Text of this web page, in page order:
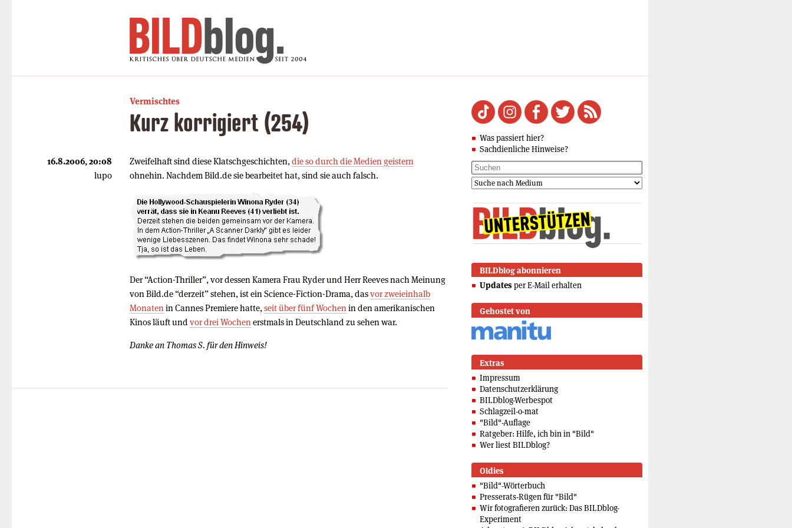
Vermischtes
Kurz korrigiert (254)
Zweifelhaft sind diese Klatschgeschichten, die so durch die Medien geistern
ohnehin. Nachdem Bild.de sie bearbeitet hat, sind sie auch falsch.
Der “Action-Thriller”, vor dessen Kamera Frau Ryder und Herr Reeves nach Meinung
von Bild.de “derzeit” stehen, ist ein Science-Fiction-Drama, dasvor zweieinhalb
Monaten in Cannes Premiere hatte, seit über fünf Wochen in den amerikanischen
Kinos läuft und vor drei Wochen erstmals in Deutschland zu sehen war.
Danke an Thomas S. für den Hinweis!
16.8.2006, 20:08
lupo
Was passiert hier?
Sachdienliche Hinweise?
BILDblog abonnieren
Updates per E-Mail erhalten
Gehostet von
Extras
Impressum
Datenschutzerklärung
BILDblog-Werbespot
Schlagzeil-o-mat
"Bild"-Auflage
Ratgeber: Hilfe, ich bin in "Bild"
Wer liest BILDblog?
Oldies
"Bild"-Wörterbuch
Presserats-Rügen für "Bild"
Wir fotografieren zurück: Das BILDblog-
Experiment